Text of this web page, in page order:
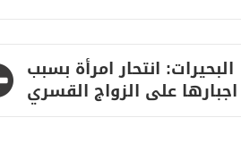
البحيرات: انتحار امرأة بسبب
اجبارها على الزواج القسري